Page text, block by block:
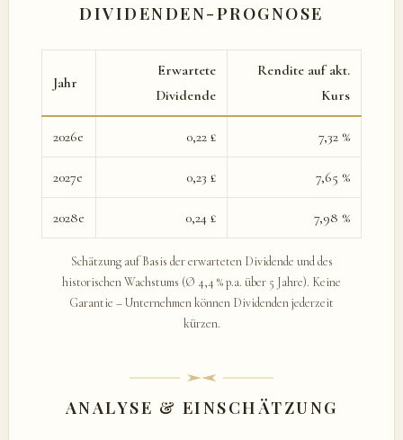
DIVIDENDEN-PROGNOSE
Jahr
Erwartete
Dividende
Rendite auf akt.
Kurs
2026e 0,22 £ 7,32 %
2027e 0,23 £ 7,65 %
2028e 0,24 £ 7,98 %
Schätzung auf Basis der erwarteten Dividende und des
historischen Wachstums (Ø 4,4 % p.a. über 5 Jahre). Keine
Garantie – Unternehmen können Dividenden jederzeit
kürzen.
ANALYSE & EINSCHÄTZUNG